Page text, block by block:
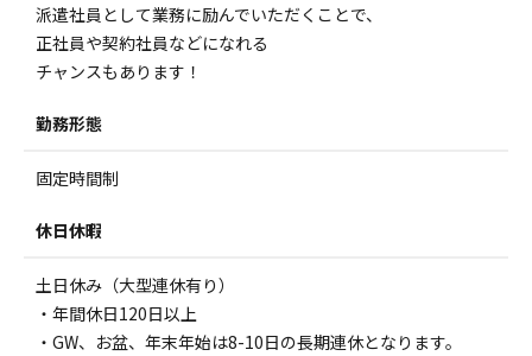
派遣社員として業務に励んでいただくことで、
正社員や契約社員などになれる
チャンスもあります！
勤務形態
固定時間制
休日休暇
土日休み（大型連休有り）
・年間休日120日以上
・GW、お盆、年末年始は8-10日の長期連休となります。